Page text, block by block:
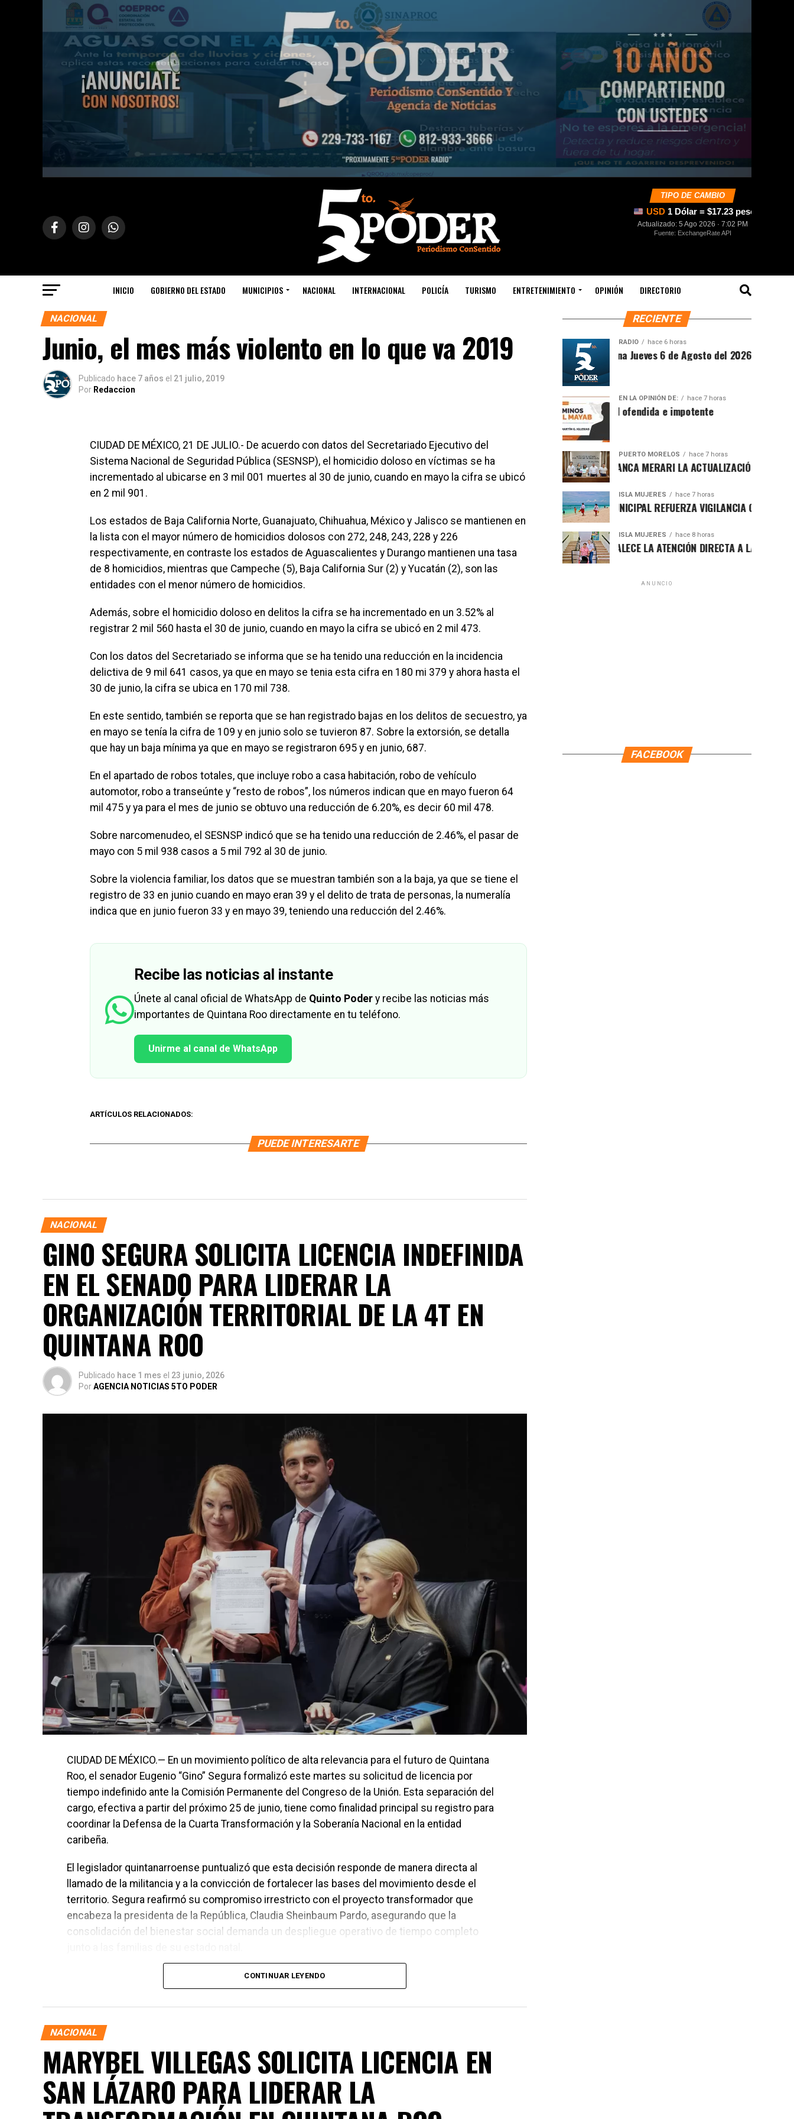
TIPO DE CAMBIO
USD 1 Dólar = $17.23 pesos
Actualizado: 5 Ago 2026 · 7:02 PM
Fuente: ExchangeRate API
INICIO GOBIERNO DEL ESTADO MUNICIPIOS NACIONAL INTERNACIONAL POLICÍA TURISMO ENTRETENIMIENTO OPINIÓN DIRECTORIO
NACIONAL
Junio, el mes más violento en lo que va 2019
Publicado hace 7 años el 21 julio, 2019
Por Redaccion
CIUDAD DE MÉXICO, 21 DE JULIO.- De acuerdo con datos del Secretariado Ejecutivo del
Sistema Nacional de Seguridad Pública (SESNSP), el homicidio doloso en víctimas se ha
incrementado al ubicarse en 3 mil 001 muertes al 30 de junio, cuando en mayo la cifra se ubicó
en 2 mil 901.
Los estados de Baja California Norte, Guanajuato, Chihuahua, México y Jalisco se mantienen en
la lista con el mayor número de homicidios dolosos con 272, 248, 243, 228 y 226
respectivamente, en contraste los estados de Aguascalientes y Durango mantienen una tasa
de 8 homicidios, mientras que Campeche (5), Baja California Sur (2) y Yucatán (2), son las
entidades con el menor número de homicidios.
Además, sobre el homicidio doloso en delitos la cifra se ha incrementado en un 3.52% al
registrar 2 mil 560 hasta el 30 de junio, cuando en mayo la cifra se ubicó en 2 mil 473.
Con los datos del Secretariado se informa que se ha tenido una reducción en la incidencia
delictiva de 9 mil 641 casos, ya que en mayo se tenia esta cifra en 180 mi 379 y ahora hasta el
30 de junio, la cifra se ubica en 170 mil 738.
En este sentido, también se reporta que se han registrado bajas en los delitos de secuestro, ya
en mayo se tenía la cifra de 109 y en junio solo se tuvieron 87. Sobre la extorsión, se detalla
que hay un baja mínima ya que en mayo se registraron 695 y en junio, 687.
En el apartado de robos totales, que incluye robo a casa habitación, robo de vehículo
automotor, robo a transeúnte y “resto de robos”, los números indican que en mayo fueron 64
mil 475 y ya para el mes de junio se obtuvo una reducción de 6.20%, es decir 60 mil 478.
Sobre narcomenudeo, el SESNSP indicó que se ha tenido una reducción de 2.46%, el pasar de
mayo con 5 mil 938 casos a 5 mil 792 al 30 de junio.
Sobre la violencia familiar, los datos que se muestran también son a la baja, ya que se tiene el
registro de 33 en junio cuando en mayo eran 39 y el delito de trata de personas, la numeralía
indica que en junio fueron 33 y en mayo 39, teniendo una reducción del 2.46%.
Recibe las noticias al instante
Únete al canal oficial de WhatsApp de Quinto Poder y recibe las noticias más
importantes de Quintana Roo directamente en tu teléfono.
Unirme al canal de WhatsApp
ARTÍCULOS RELACIONADOS:
PUEDE INTERESARTE
NACIONAL
GINO SEGURA SOLICITA LICENCIA INDEFINIDA
EN EL SENADO PARA LIDERAR LA
ORGANIZACIÓN TERRITORIAL DE LA 4T EN
QUINTANA ROO
Publicado hace 1 mes el 23 junio, 2026
PorAGENCIA NOTICIAS 5TO PODER
CIUDAD DE MÉXICO.— En un movimiento político de alta relevancia para el futuro de Quintana
Roo, el senador Eugenio “Gino” Segura formalizó este martes su solicitud de licencia por
tiempo indefinido ante la Comisión Permanente del Congreso de la Unión. Esta separación del
cargo, efectiva a partir del próximo 25 de junio, tiene como finalidad principal su registro para
coordinar la Defensa de la Cuarta Transformación y la Soberanía Nacional en la entidad
caribeña.
El legislador quintanarroense puntualizó que esta decisión responde de manera directa al
llamado de la militancia y a la convicción de fortalecer las bases del movimiento desde el
territorio. Segura reafirmó su compromiso irrestricto con el proyecto transformador que
encabeza la presidenta de la República, Claudia Sheinbaum Pardo, asegurando que la
consolidación del bienestar social demanda un despliegue operativo de tiempo completo
CONTINUAR LEYENDO
NACIONAL
MARYBEL VILLEGAS SOLICITA LICENCIA EN
SAN LÁZARO PARA LIDERAR LA
RECIENTE
RADIO hace 6 horas
Síntesis Matutina Jueves 6 de Agosto del 2026
EN LA OPINIÓN DE: hace 7 horas
Sociedad ofendida e impotente
PUERTO MORELOS hace 7 horas
PRESENTA BLANCA MERARI LA ACTUALIZACIÓN DEL ATLAS DE
ISLA MUJERES hace 7 horas
GOBIERNO MUNICIPAL REFUERZA VIGILANCIA CON
ISLA MUJERES hace 8 horas
ATENEA FORTALECE LA ATENCIÓN DIRECTA A LAS FAMILIAS
ANUNCIO
FACEBOOK